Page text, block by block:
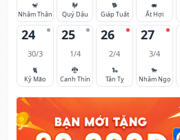
🐒
Nhâm Thân
🐓
Quý Dậu
🐕
Giáp Tuất
🐖
Ất Hợi
24
30/3
🐈
Kỷ Mão
25
1/4
🐉
Canh Thìn
26
2/4
🐍
Tân Tỵ
27
3/4
🐎
Nhâm Ngọ